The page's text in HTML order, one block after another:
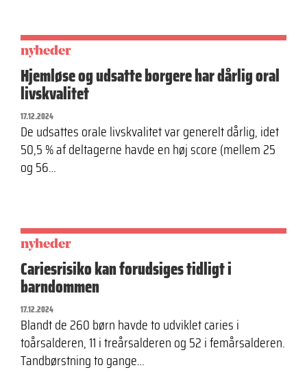
nyheder
Hjemløse og udsatte borgere har dårlig oral
livskvalitet
17.12.2024
De udsattes orale livskvalitet var generelt dårlig, idet
50,5 % af deltagerne havde en høj score (mellem 25
og 56…
nyheder
Cariesrisiko kan forudsiges tidligt i
barndommen
17.12.2024
Blandt de 260 børn havde to udviklet caries i
toårsalderen, 11 i treårsalderen og 52 i femårsalderen.
Tandbørstning to gange…